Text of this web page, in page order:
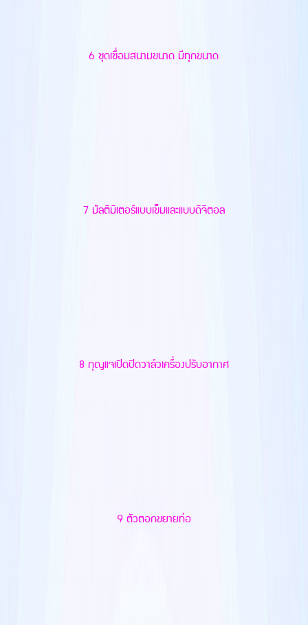
6 ชุดเชื่อมสนามขนาด มีทุกขนาด
7 มัลติมิเตอร์แบบเข็มและแบบดิจิตอล
8 กุญแจเปิดปิดวาล์วเครื่องปรับอากาศ
9 ตัวตอกขยายท่อ